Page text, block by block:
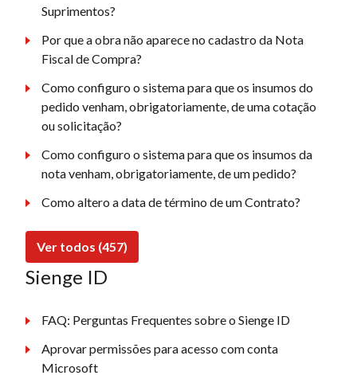
Suprimentos?
Por que a obra não aparece no cadastro da Nota
Fiscal de Compra?
Como configuro o sistema para que os insumos do
pedido venham, obrigatoriamente, de uma cotação
ou solicitação?
Como configuro o sistema para que os insumos da
nota venham, obrigatoriamente, de um pedido?
Como altero a data de término de um Contrato?
Ver todos (457)
Sienge ID
FAQ: Perguntas Frequentes sobre o Sienge ID
Aprovar permissões para acesso com conta
Microsoft